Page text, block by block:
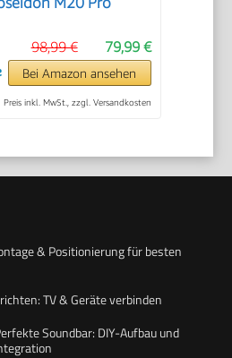
79,99 €
98,99 €
Bei Amazon ansehen
Preis inkl. MwSt., zzgl. Versandkosten
& Positionierung für besten
TV & Geräte verbinden
Soundbar: DIY-Aufbau und